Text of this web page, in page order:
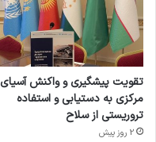
تقویت پیشگیری و واکنش آسیای
مرکزی به دستیابی و استفاده
تروریستی از سلاح
2 روز پیش